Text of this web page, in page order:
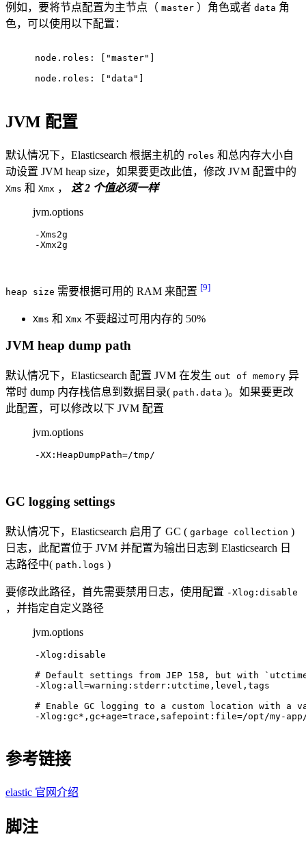
例如，要将节点配置为主节点（ master ）角色或者 data 角
色，可以使用以下配置：
node.roles: ["master"]
node.roles: ["data"]
JVM 配置
默认情况下，Elasticsearch 根据主机的 roles 和总内存大小自
动设置 JVM heap size，如果要更改此值，修改 JVM 配置中的
Xms 和 Xmx ， 这 2 个值必须一样
jvm.options
-Xms2g
-Xmx2g
heap size 需要根据可用的 RAM 来配置 [9]
Xms 和 Xmx 不要超过可用内存的 50%
JVM heap dump path
默认情况下，Elasticsearch 配置 JVM 在发生 out of memory 异
常时 dump 内存栈信息到数据目录( path.data )。如果要更改
此配置，可以修改以下 JVM 配置
jvm.options
-XX:HeapDumpPath=/tmp/
GC logging settings
默认情况下，Elasticsearch 启用了 GC ( garbage collection )
日志，此配置位于 JVM 并配置为输出日志到 Elasticsearch 日
志路径中( path.logs )
要修改此路径，首先需要禁用日志，使用配置 -Xlog:disable
，并指定自定义路径
jvm.options
-Xlog:disable
# Default settings from JEP 158, but with
-Xlog:all=warning:stderr:utctime,level,tags
# Enable GC logging to a custom location with a
-Xlog:gc*,gc+age=trace,safepoint:file=/opt/my-
参考链接
elastic 官网介绍
脚注